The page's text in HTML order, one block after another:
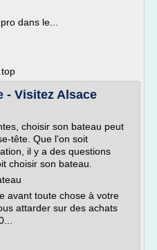
dans le...
- Visitez Alsace
choisir son bateau peut
tête. Que l'on soit
il y a des questions
choisir son bateau.
avant toute chose à votre
attarder sur des achats